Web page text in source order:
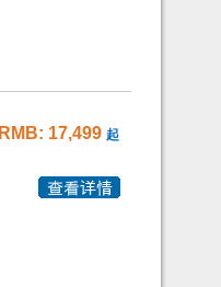
RMB: 17,499 起